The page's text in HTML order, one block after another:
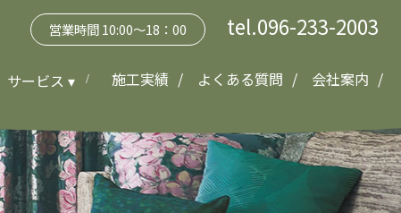
サービス ▾ 施工実績 よくある質問 会社案内
営業時間 10:00～18：00 tel.096-233-2003